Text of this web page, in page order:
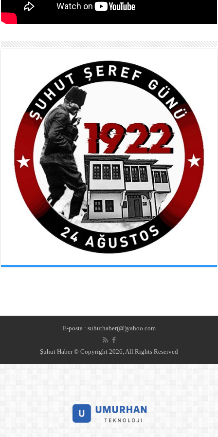
E-posta : suhuthaber(@)yahoo.com
Şuhut Haber © Copyright 2026, All Rights Reserved